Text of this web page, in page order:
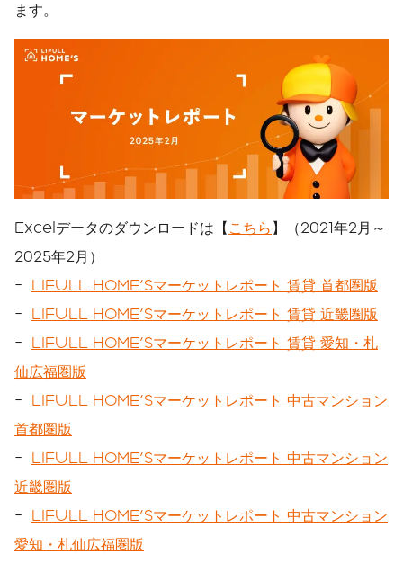
ます。
Excelデータのダウンロードは【 こちら 】（2021年2月～
2025年2月）
- LIFULL HOME'Sマーケットレポート 賃貸 首都圏版
- LIFULL HOME'Sマーケットレポート 賃貸 近畿圏版
- LIFULL HOME'Sマーケットレポート 賃貸 愛知・札
仙広福圏版
- LIFULL HOME'Sマーケットレポート 中古マンション
首都圏版
- LIFULL HOME'Sマーケットレポート 中古マンション
近畿圏版
- LIFULL HOME'Sマーケットレポート 中古マンション
愛知・札仙広福圏版